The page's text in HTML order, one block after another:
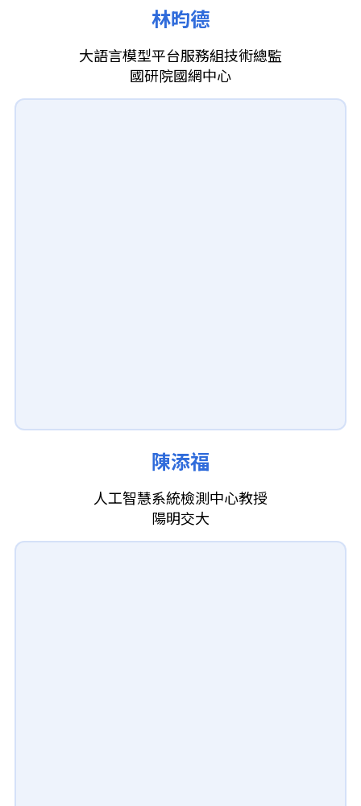
林昀德
大語言模型平台服務組技術總監
國研院國網中心
陳添福
人工智慧系統檢測中心教授
陽明交大